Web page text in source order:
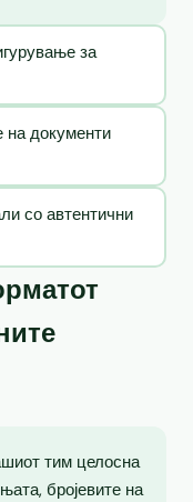
за
на документи
со автентични
тим целосна
бројевите на